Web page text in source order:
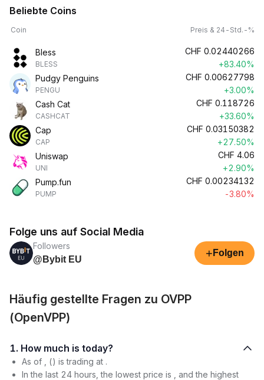
Beliebte Coins
Coin Preis & 24-Std.-%
Bless
BLESS
CHF 0.02440266
+83.40%
Pudgy Penguins
PENGU
CHF 0.00627798
+3.00%
Cash Cat
CASHCAT
CHF 0.118726
+33.60%
Cap
CAP
CHF 0.03150382
+27.50%
Uniswap
UNI
CHF 4.06
+2.90%
Pump.fun
PUMP
CHF 0.00234132
-3.80%
Folge uns auf Social Media
Followers
@Bybit EU
+ Folgen
Häufig gestellte Fragen zu OVPP
(OpenVPP)
1. How much is today?
As of , () is trading at .
In the last 24 hours, the lowest price is , and the highest